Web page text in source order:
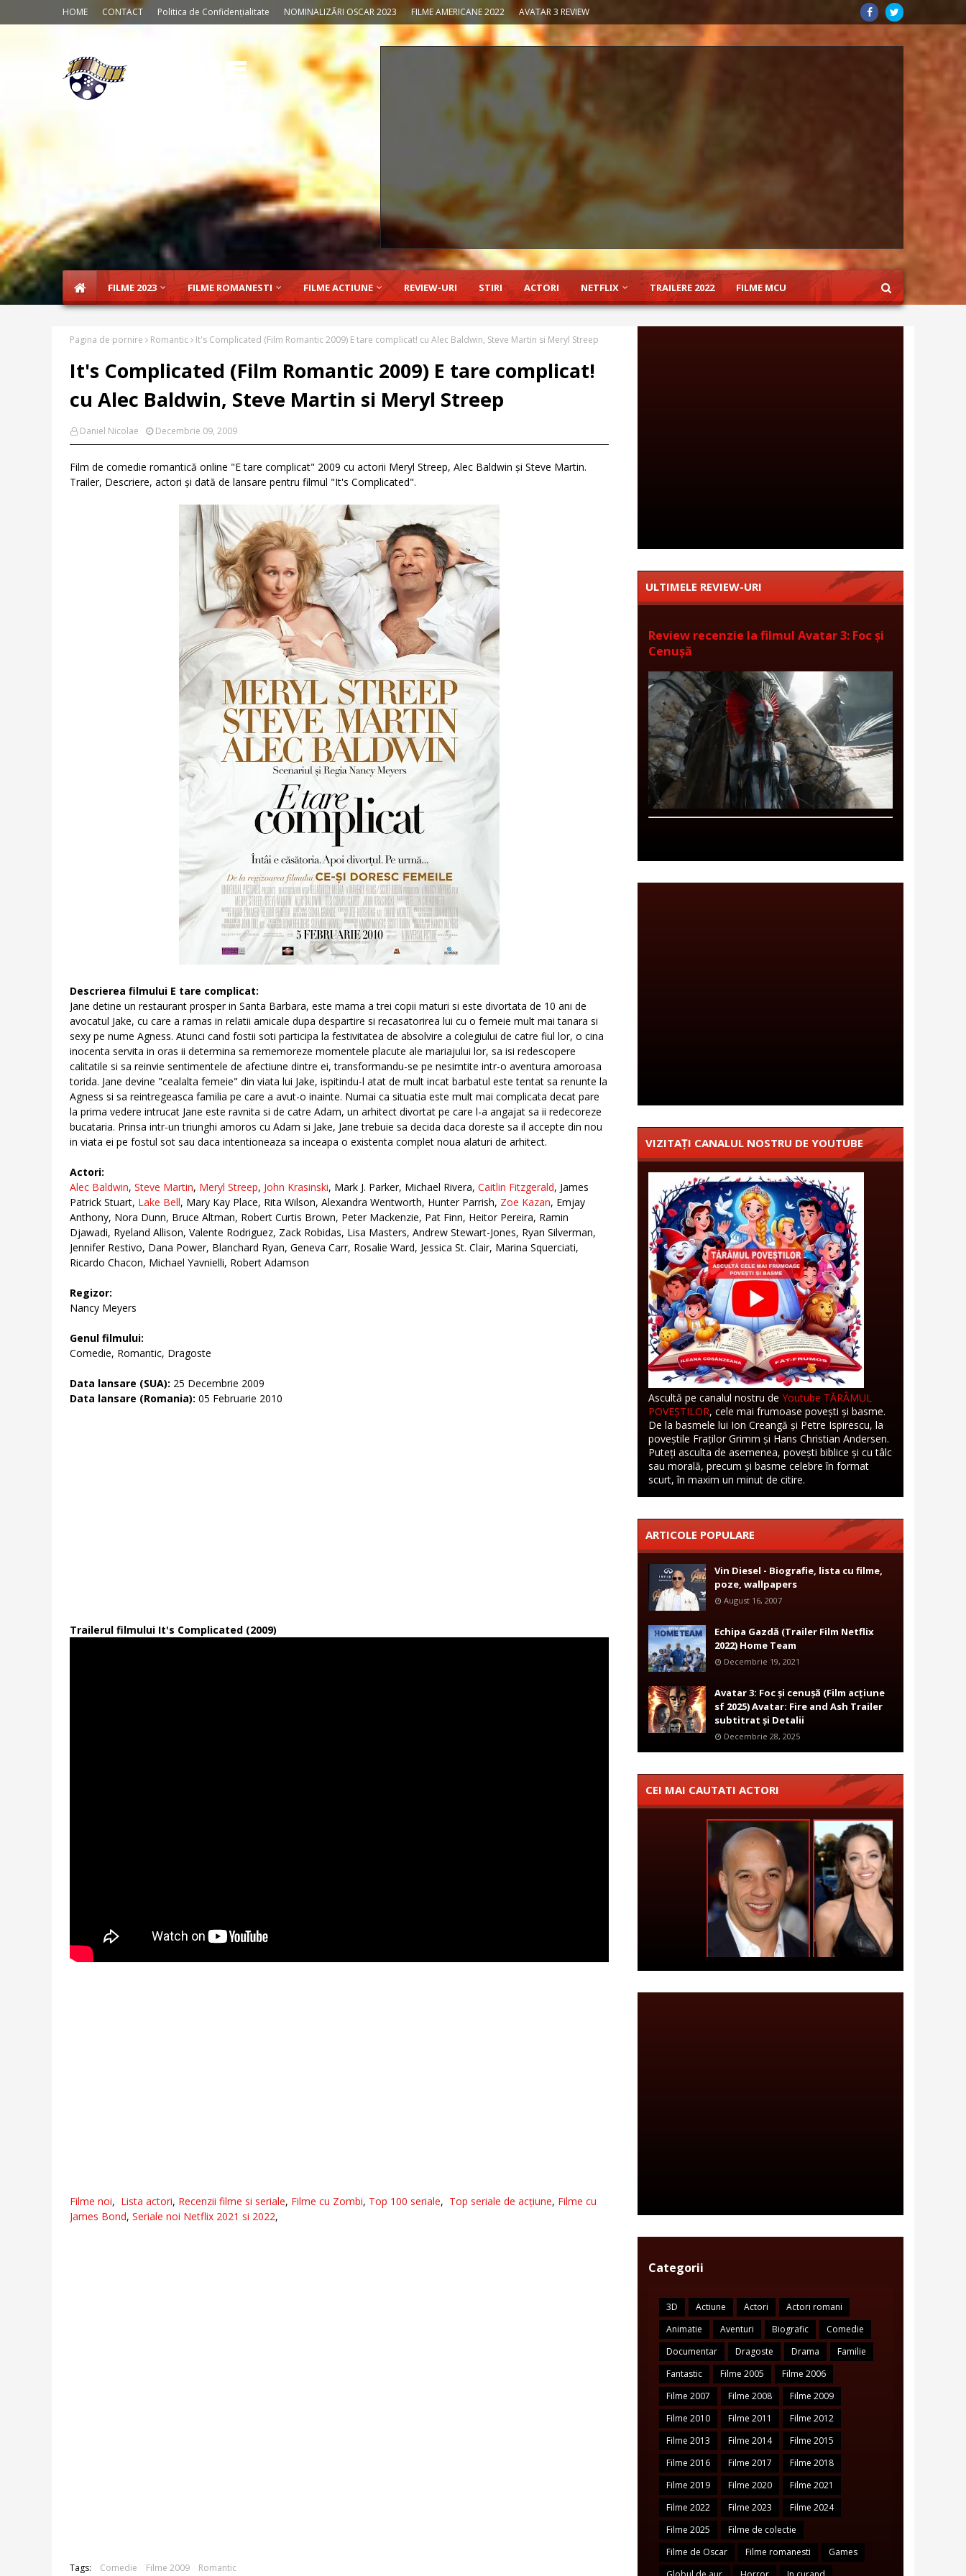
HOME CONTACT Politica de Confidențialitate NOMINALIZĂRI OSCAR 2023 FILME AMERICANE 2022 AVATAR 3 REVIEW
FILME 2023 FILME ROMANESTI FILME ACTIUNE REVIEW-URI STIRI ACTORI NETFLIX TRAILERE 2022 FILME MCU
Pagina de pornire Romantic It's Complicated (Film Romantic 2009) E tare complicat! cu Alec Baldwin, Steve Martin si Meryl Streep
It's Complicated (Film Romantic 2009) E tare complicat!
cu Alec Baldwin, Steve Martin si Meryl Streep
Daniel Nicolae Decembrie 09, 2009
Film de comedie romantică online "E tare complicat" 2009 cu actorii Meryl Streep, Alec Baldwin și Steve Martin.
Trailer, Descriere, actori și dată de lansare pentru filmul "It's Complicated".
Descrierea filmului E tare complicat:
Jane detine un restaurant prosper in Santa Barbara, este mama a trei copii maturi si este divortata de 10 ani de
avocatul Jake, cu care a ramas in relatii amicale dupa despartire si recasatorirea lui cu o femeie mult mai tanara si
sexy pe nume Agness. Atunci cand fostii soti participa la festivitatea de absolvire a colegiului de catre fiul lor, o cina
inocenta servita in oras ii determina sa rememoreze momentele placute ale mariajului lor, sa isi redescopere
calitatile si sa reinvie sentimentele de afectiune dintre ei, transformandu-se pe nesimtite intr-o aventura amoroasa
torida. Jane devine "cealalta femeie" din viata lui Jake, ispitindu-l atat de mult incat barbatul este tentat sa renunte la
Agness si sa reintregeasca familia pe care a avut-o inainte. Numai ca situatia este mult mai complicata decat pare
la prima vedere intrucat Jane este ravnita si de catre Adam, un arhitect divortat pe care l-a angajat sa ii redecoreze
bucataria. Prinsa intr-un triunghi amoros cu Adam si Jake, Jane trebuie sa decida daca doreste sa il accepte din nou
in viata ei pe fostul sot sau daca intentioneaza sa inceapa o existenta complet noua alaturi de arhitect.
Actori:
Alec Baldwin, Steve Martin, Meryl Streep, John Krasinski, Mark J. Parker, Michael Rivera, Caitlin Fitzgerald, James
Patrick Stuart, Lake Bell, Mary Kay Place, Rita Wilson, Alexandra Wentworth, Hunter Parrish, Zoe Kazan, Emjay
Anthony, Nora Dunn, Bruce Altman, Robert Curtis Brown, Peter Mackenzie, Pat Finn, Heitor Pereira, Ramin
Djawadi, Ryeland Allison, Valente Rodriguez, Zack Robidas, Lisa Masters, Andrew Stewart-Jones, Ryan Silverman,
Jennifer Restivo, Dana Power, Blanchard Ryan, Geneva Carr, Rosalie Ward, Jessica St. Clair, Marina Squerciati,
Ricardo Chacon, Michael Yavnielli, Robert Adamson
Regizor:
Nancy Meyers
Genul filmului:
Comedie, Romantic, Dragoste
Data lansare (SUA): 25 Decembrie 2009
Data lansare (Romania): 05 Februarie 2010
Trailerul filmului It's Complicated (2009)
Filme noi, Lista actori, Recenzii filme si seriale, Filme cu Zombi, Top 100 seriale, Top seriale de acțiune, Filme cu
James Bond, Seriale noi Netflix 2021 si 2022,
Tags: Comedie Filme 2009 Romantic
ULTIMELE REVIEW-URI
Review recenzie la filmul Avatar 3: Foc și
Cenușă
VIZITAȚI CANALUL NOSTRU DE YOUTUBE
Ascultă pe canalul nostru de Youtube TĂRÂMUL
POVEȘTILOR, cele mai frumoase povești și basme.
De la basmele lui Ion Creangă și Petre Ispirescu, la
poveștile Fraților Grimm și Hans Christian Andersen.
Puteți asculta de asemenea, povești biblice și cu tâlc
sau morală, precum și basme celebre în format
scurt, în maxim un minut de citire.
ARTICOLE POPULARE
Vin Diesel - Biografie, lista cu filme,
poze, wallpapers
August 16, 2007
Echipa Gazdă (Trailer Film Netflix
2022) Home Team
Decembrie 19, 2021
Avatar 3: Foc și cenușă (Film acțiune
sf 2025) Avatar: Fire and Ash Trailer
subtitrat și Detalii
Decembrie 28, 2025
CEI MAI CAUTATI ACTORI
Categorii
3D Actiune Actori
Actori romani
Animatie
Aventuri Biografic
Comedie
Documentar
Dragoste Drama
Familie
Fantastic
Filme 2005
Filme 2006
Filme 2007
Filme 2008
Filme 2009
Filme 2010
Filme 2011
Filme 2012
Filme 2013
Filme 2014
Filme 2015
Filme 2016
Filme 2017
Filme 2018
Filme 2019
Filme 2020
Filme 2021
Filme 2022
Filme 2023
Filme 2024
Filme 2025
Filme de colectie
Filme de Oscar
Filme romanesti
Games